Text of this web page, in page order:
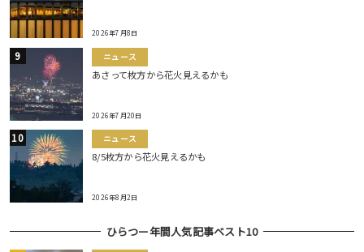
2026年7月8日
ニュース
あさって枚方から花火見えるかも
2026年7月20日
ニュース
8/5枚方から花火見えるかも
2026年8月2日
ひらつー年間人気記事ベスト10